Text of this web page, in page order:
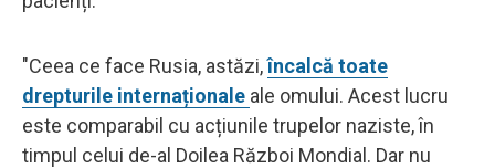
"Ceea ce face Rusia, astăzi,încalcă toate
drepturile internaționale ale omului. Acest lucru
este comparabil cu acțiunile trupelor naziste, în
timpul celui de-al Doilea Război Mondial. Dar nu